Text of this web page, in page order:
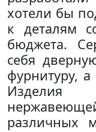
хотели бы
к деталям
бюджета.
себя
фурнитуру, а
Изделия
различных